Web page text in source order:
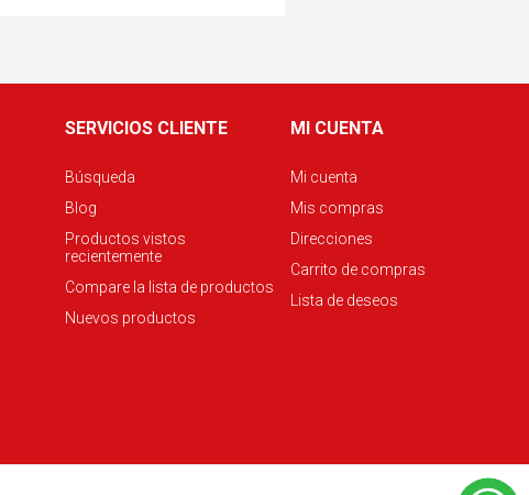
SERVICIOS CLIENTE
Búsqueda
Blog
Productos vistos
recientemente
Compare la lista de productos
Nuevos productos
MI CUENTA
Mi cuenta
Mis compras
Direcciones
Carrito de compras
Lista de deseos